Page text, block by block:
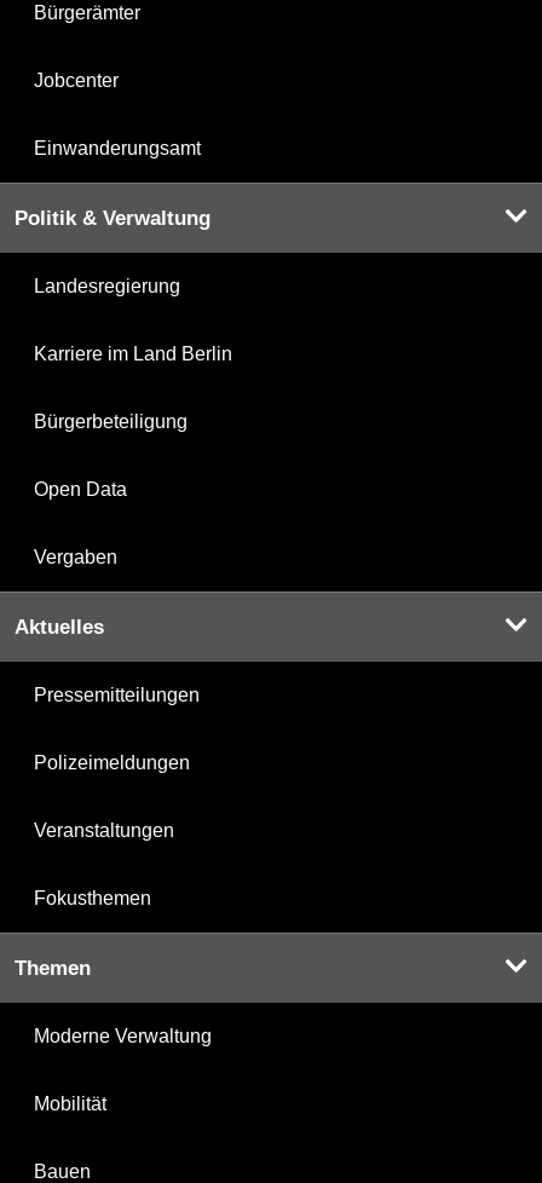
Bürgerämter
Jobcenter
Einwanderungsamt
Politik & Verwaltung
Landesregierung
Karriere im Land Berlin
Bürgerbeteiligung
Open Data
Vergaben
Aktuelles
Pressemitteilungen
Polizeimeldungen
Veranstaltungen
Fokusthemen
Themen
Moderne Verwaltung
Mobilität
Bauen